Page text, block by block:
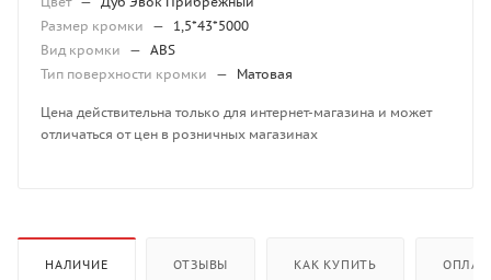
Размер кромки
—
1,5*43*5000
Вид кромки
— ABS
Тип поверхности кромки
— Матовая
Цена действительна только для интернет-магазина и может
отличаться от цен в розничных магазинах
НАЛИЧИЕ ОТЗЫВЫ КАК КУПИТЬ